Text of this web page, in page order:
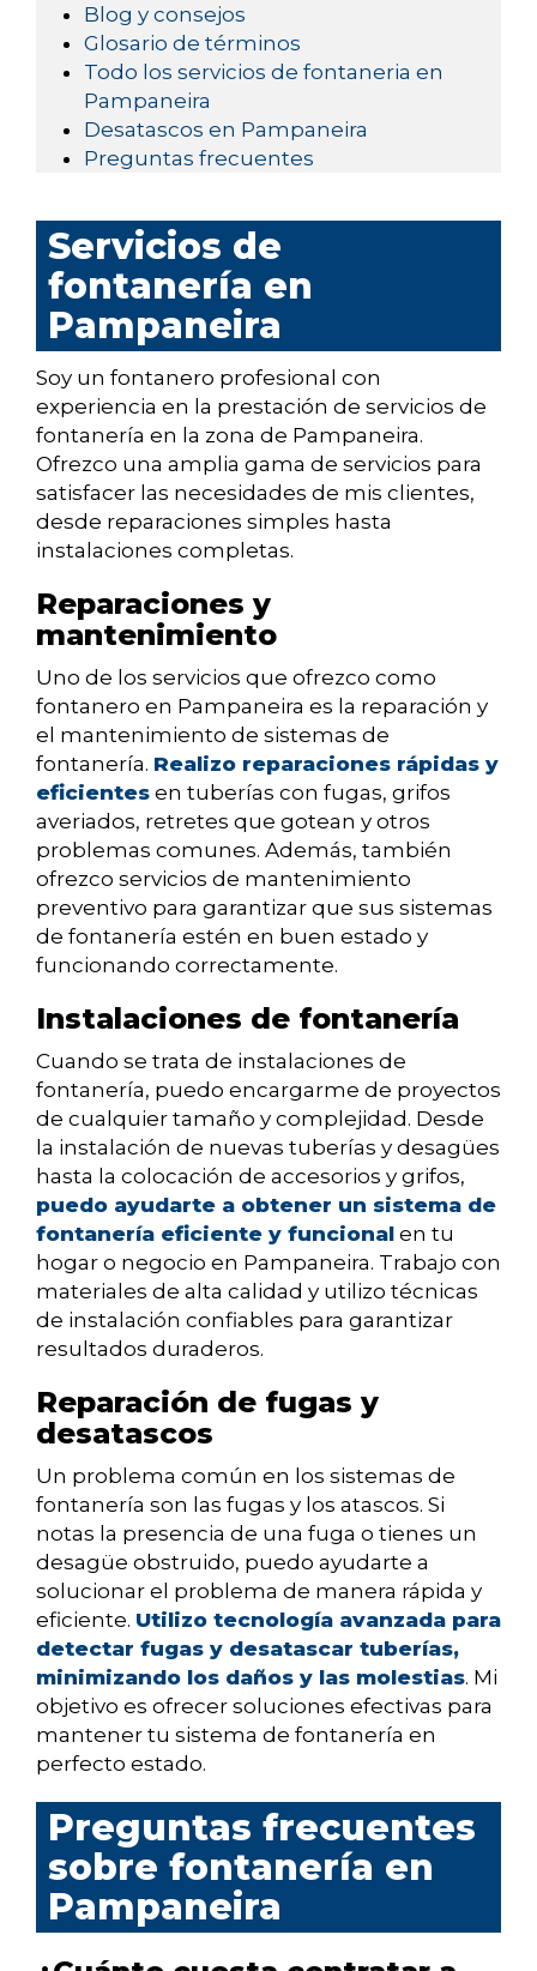
Blog y consejos
Glosario de términos
Todo los servicios de fontaneria en
Pampaneira
Desatascos en Pampaneira
Preguntas frecuentes
Servicios de
fontanería en
Pampaneira
Soy un fontanero profesional con
experiencia en la prestación de servicios de
fontanería en la zona de Pampaneira.
Ofrezco una amplia gama de servicios para
satisfacer las necesidades de mis clientes,
desde reparaciones simples hasta
instalaciones completas.
Reparaciones y
mantenimiento
Uno de los servicios que ofrezco como
fontanero en Pampaneira es la reparación y
el mantenimiento de sistemas de
fontanería. Realizo reparaciones rápidas y
eficientes en tuberías con fugas, grifos
averiados, retretes que gotean y otros
problemas comunes. Además, también
ofrezco servicios de mantenimiento
preventivo para garantizar que sus sistemas
de fontanería estén en buen estado y
funcionando correctamente.
Instalaciones de fontanería
Cuando se trata de instalaciones de
fontanería, puedo encargarme de proyectos
de cualquier tamaño y complejidad. Desde
la instalación de nuevas tuberías y desagües
hasta la colocación de accesorios y grifos,
puedo ayudarte a obtener un sistema de
fontanería eficiente y funcional en tu
hogar o negocio en Pampaneira. Trabajo con
materiales de alta calidad y utilizo técnicas
de instalación confiables para garantizar
resultados duraderos.
Reparación de fugas y
desatascos
Un problema común en los sistemas de
fontanería son las fugas y los atascos. Si
notas la presencia de una fuga o tienes un
desagüe obstruido, puedo ayudarte a
solucionar el problema de manera rápida y
eficiente. Utilizo tecnología avanzada para
detectar fugas y desatascar tuberías,
minimizando los daños y las molestias. Mi
objetivo es ofrecer soluciones efectivas para
mantener tu sistema de fontanería en
perfecto estado.
Preguntas frecuentes
sobre fontanería en
Pampaneira